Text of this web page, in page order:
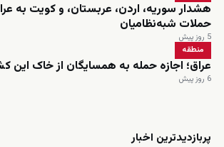
هشدار سوریه، اردن، عربستان، و کویت به
حملات شبه‌نظامیان
5 روز پیش
منطقه
عراق؛ اجازه حمله به همسایگان از خاک این
6 روز پیش
پربازدیدترین اخبار